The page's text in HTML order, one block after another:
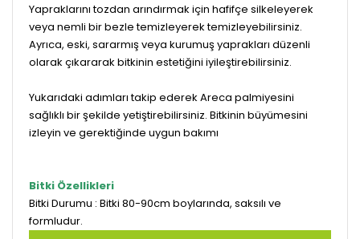
Yapraklarını tozdan arındırmak için hafifçe silkeleyerek
veya nemli bir bezle temizleyerek temizleyebilirsiniz.
Ayrıca, eski, sararmış veya kurumuş yaprakları düzenli
olarak çıkararak bitkinin estetiğini iyileştirebilirsiniz.
Yukarıdaki adımları takip ederek Areca palmiyesini
sağlıklı bir şekilde yetiştirebilirsiniz. Bitkinin büyümesini
izleyin ve gerektiğinde uygun bakımı
Bitki Özellikleri
Bitki Durumu : Bitki 80-90cm boylarında, saksılı ve
formludur.